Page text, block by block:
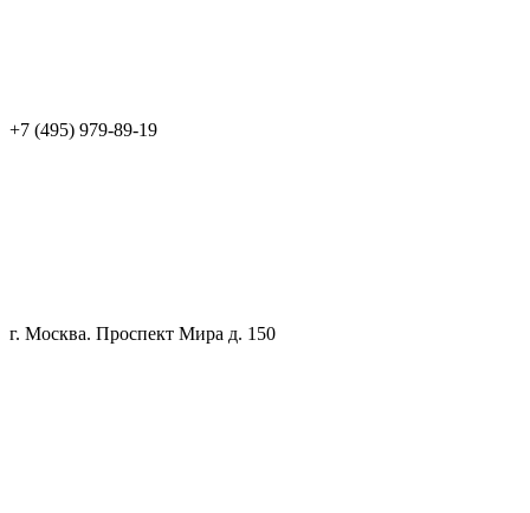
+7 (495) 979-89-19
г. Москва. Проспект Мира д. 150